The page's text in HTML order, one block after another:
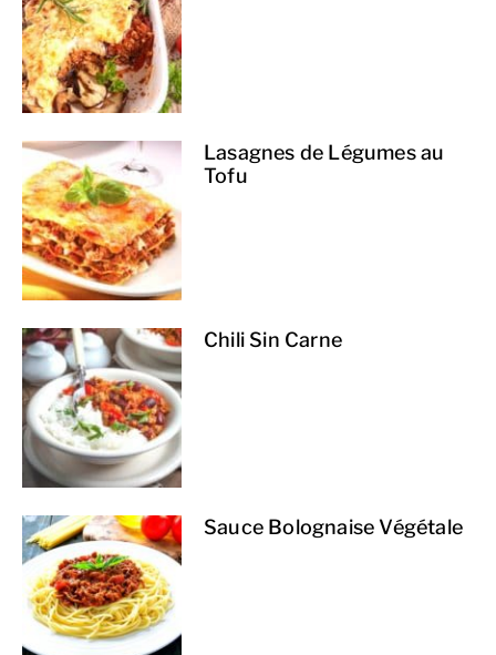
Lasagnes de Légumes au
Tofu
Chili Sin Carne
Sauce Bolognaise Végétale